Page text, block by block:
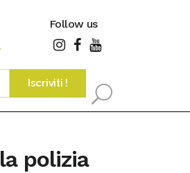
Follow us
polizia